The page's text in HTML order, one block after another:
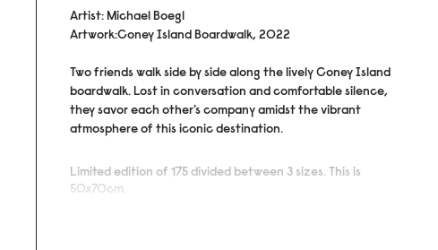
Artist: Michael Boegl
Artwork:Coney Island Boardwalk, 2022
Two friends walk side by side along the lively Coney Island
boardwalk. Lost in conversation and comfortable silence,
they savor each other's company amidst the vibrant
atmosphere of this iconic destination.
Limited edition of 175 divided between 3 sizes. This is
50x70cm.